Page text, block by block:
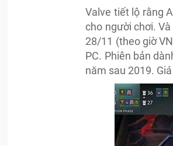
Valve tiết lộ rằng
cho người chơi.
28/11 (theo giờ
PC. Phiên bản
năm sau 2019.